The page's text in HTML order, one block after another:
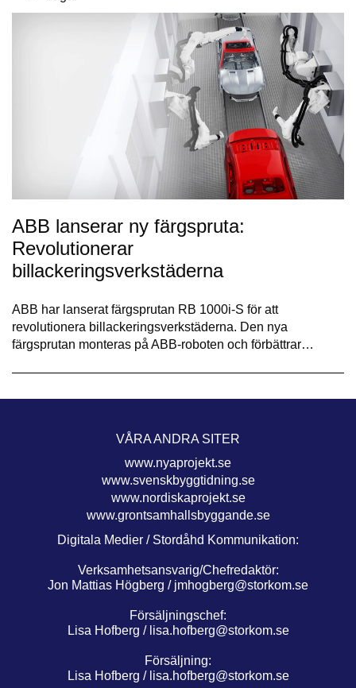
ABB lanserar ny färgspruta:
Revolutionerar
billackeringsverkstäderna
ABB har lanserat färgsprutan RB 1000i-S för att
revolutionera billackeringsverkstäderna. Den nya
färgsprutan monteras på ABB-roboten och förbättrar…
VÅRA ANDRA SITER
www.nyaprojekt.se
www.svenskbyggtidning.se
www.nordiskaprojekt.se
www.grontsamhallsbyggande.se
Digitala Medier / Stordåhd Kommunikation:
Verksamhetsansvarig/Chefredaktör:
Jon Mattias Högberg / jmhogberg@storkom.se
Försäljningschef:
Lisa Hofberg / lisa.hofberg@storkom.se
Försäljning:
Lisa Hofberg / lisa.hofberg@storkom.se